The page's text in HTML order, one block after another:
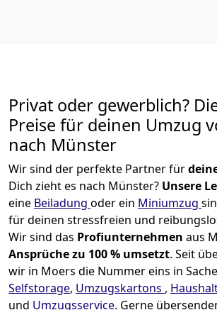
Privat oder gewerblich?
Preise für deinen Umzug
nach Münster
Wir sind der perfekte Partner für
Dich zieht es nach Münster? Unsere
eine Beiladung oder ein Miniumzug
für deinen stressfreien und
Wir sind das Profiunternehmen aus
Ansprüche zu 100 % umsetzt. Seit
wir in Moers die Nummer eins in
Selfstorage, Umzugskartons ,
und Umzugsservice. Gerne